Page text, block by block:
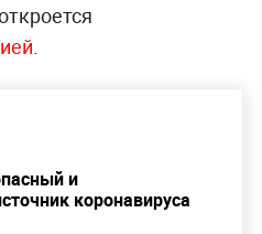
.
и
коронавируса